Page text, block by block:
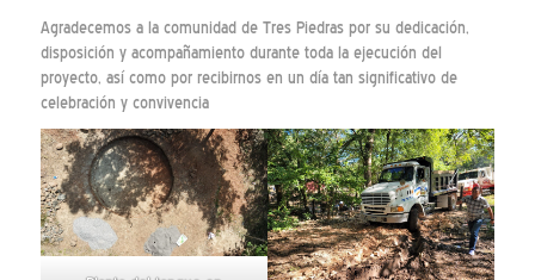
Agradecemos a la comunidad de Tres Piedras por su dedicación,
disposición y acompañamiento durante toda la ejecución del
proyecto, así como por recibirnos en un día tan significativo de
celebración y convivencia